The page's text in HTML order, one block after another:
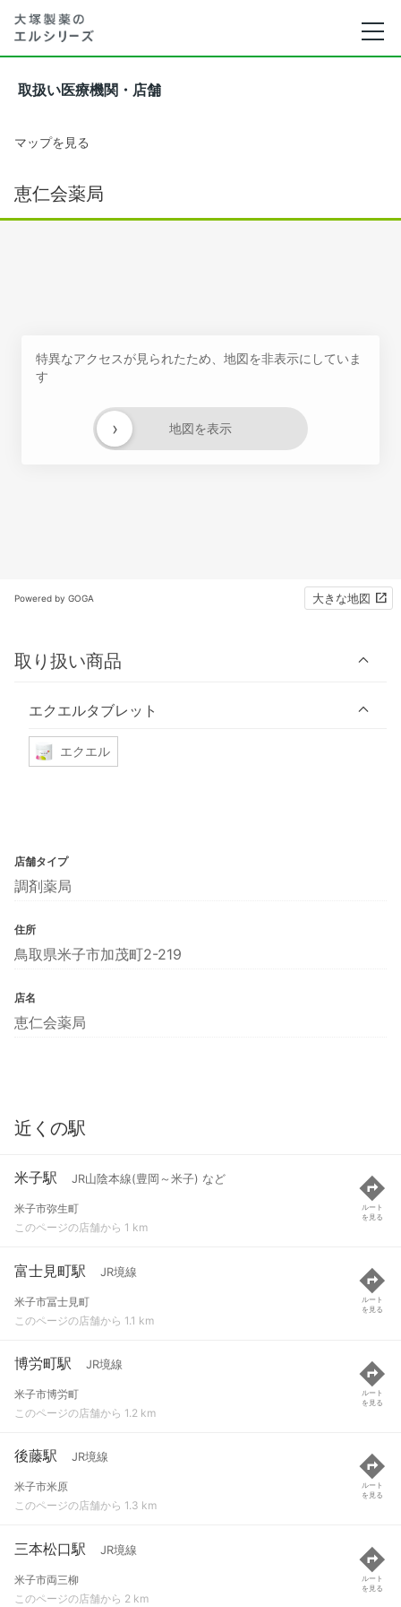
取扱い医療機関・店舗
マップを見る
恵仁会薬局
特異なアクセスが見られたため、地図を非表示にしていま
す
地図を表示
›
Powered by GOGA 大きな地図
取り扱い商品
エクエルタブレット
エクエル
店舗タイプ
調剤薬局
住所
鳥取県米子市加茂町2-219
店名
恵仁会薬局
近くの駅
米子駅 JR山陰本線(豊岡～米子) など
米子市弥生町
このページの店舗から 1 km
ルート
を見る
富士見町駅 JR境線
米子市冨士見町
このページの店舗から 1.1 km
ルート
を見る
博労町駅 JR境線
米子市博労町
このページの店舗から 1.2 km
ルート
を見る
後藤駅 JR境線
米子市米原
このページの店舗から 1.3 km
ルート
を見る
三本松口駅 JR境線
米子市両三柳
このページの店舗から 2 km
ルート
を見る